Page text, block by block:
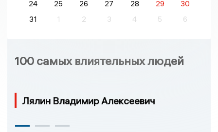
24
25 26 27 28 29
30
31
1 2 3 4 5 6
100 самых влиятельных людей
Лялин Владимир Алексеевич